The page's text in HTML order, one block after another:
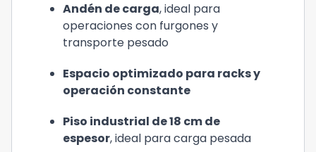
Andén de carga, ideal para
operaciones con furgones y
transporte pesado
Espacio optimizado para racks y
operación constante
Piso industrial de 18 cm de
espesor, ideal para carga pesada